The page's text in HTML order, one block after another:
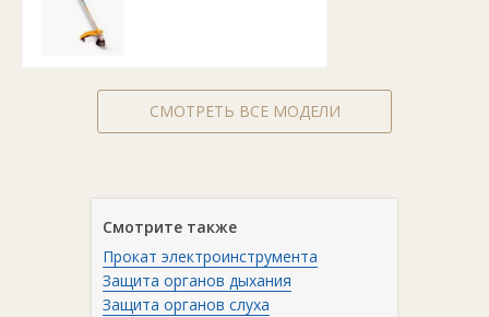
СМОТРЕТЬ ВСЕ МОДЕЛИ
Смотрите также
Прокат электроинструмента
Защита органов дыхания
Защита органов слуха